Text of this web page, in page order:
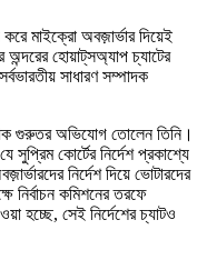
মাইক্রো অবজ়ার্ভার দিয়েই
অন্দরের হোয়াট্‌সঅ্যাপ চ্যাটের
সাধারণ সম্পাদক
গুরুতর অভিযোগ তোলেন তিনি।
সুপ্রিম কোর্টের নির্দেশ প্রকাশ্যে
নির্দেশ দিয়ে ভোটারদের
নির্বাচন কমিশনের তরফে
হচ্ছে, সেই নির্দেশের চ্যাটও